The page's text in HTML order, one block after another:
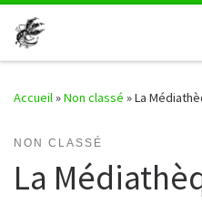
Passer au contenu
Accueil»Non classé »La
NON CLASSÉ
La